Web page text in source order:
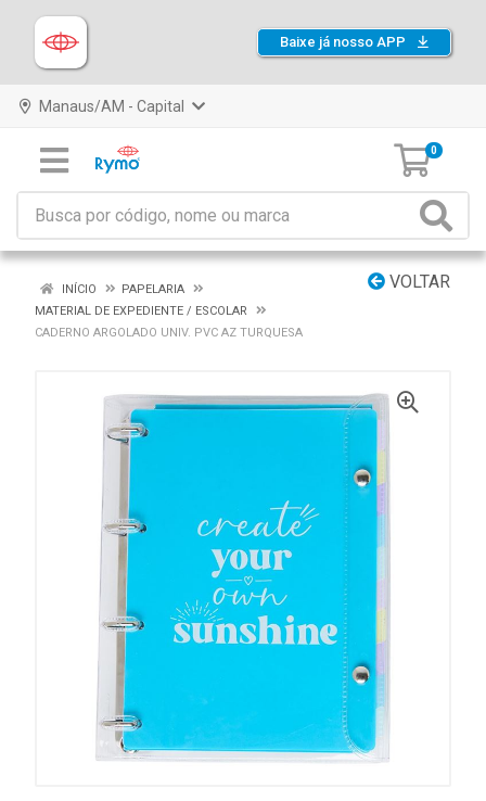
Baixe já nosso APP
Manaus/AM - Capital
0
VOLTAR
INÍCIO
PAPELARIA
MATERIAL DE EXPEDIENTE / ESCOLAR
CADERNO ARGOLADO UNIV. PVC AZ TURQUESA